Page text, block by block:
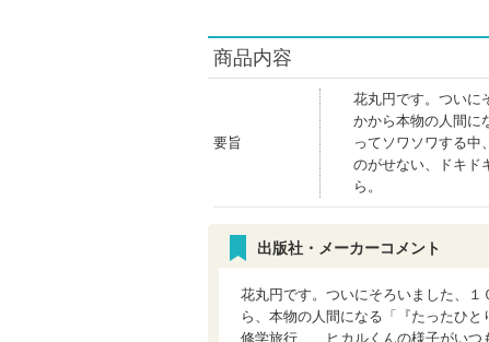
商品内容
要旨
花丸円です。ついに
かから本物の人間に
ってソワソワする
のがせない、ドキド
ら。
出版社・メーカーコメント
花丸円です。ついにそろいました、
ら、本物の人間になる「『たったひ
修学旅行……ヒカルくんの様子がいつ